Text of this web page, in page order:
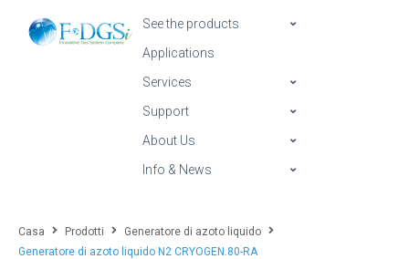
See the products
Applications
Services
Support
About Us
Info & News
Casa Prodotti
Generatore di azoto liquido
Generatore di azoto liquido N2 CRYOGEN.80-RA